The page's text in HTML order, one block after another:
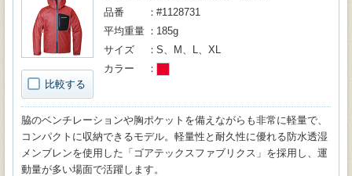
比較する
品番
#1128731
平均重量
185g
サイズ
S、M、L、XL
カラー
脇のベンチレーションや胸ポケットを備えながらも非常に軽量で、
コンパクトに収納できるモデル。軽量性と耐久性に優れる防水透湿
メンブレンを使用した「ゴアテックスファブリクス」を採用し、運
動量が多い場面で活躍します。